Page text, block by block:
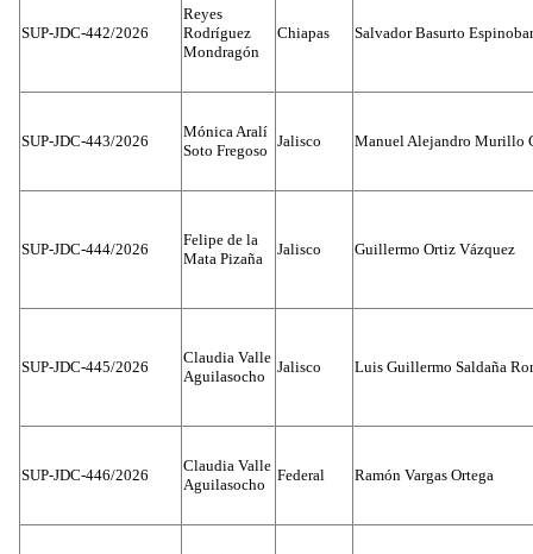
SUP-JDC-442/2026
Reyes
Rodríguez
Mondragón
Chiapas Salvador Basurto
SUP-JDC-443/2026
Mónica Aralí
Soto Fregoso
Jalisco Manuel Alejandro Murillo
SUP-JDC-444/2026
Felipe de la
Mata Pizaña
Jalisco Guillermo Ortiz Vázquez
SUP-JDC-445/2026
Claudia Valle
Aguilasocho
Jalisco Luis Guillermo Saldaña
SUP-JDC-446/2026
Claudia Valle
Aguilasocho
Federal Ramón Vargas Ortega